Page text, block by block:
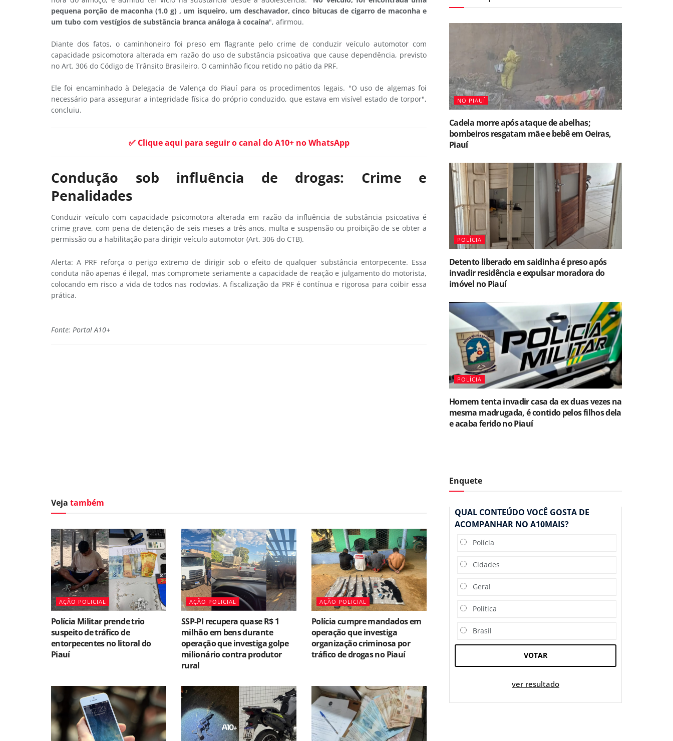
pequena porção de maconha (1.0 g) , um isqueiro, um deschavador, cinco bitucas de cigarro de maconha e
um tubo com vestígios de substância branca análoga à cocaína", afirmou.
Diante dos fatos, o caminhoneiro foi preso em flagrante pelo crime de conduzir veículo automotor com
capacidade psicomotora alterada em razão do uso de substância psicoativa que cause dependência, previsto
no Art. 306 do Código de Trânsito Brasileiro. O caminhão ficou retido no pátio da PRF.
Ele foi encaminhado à Delegacia de Valença do Piauí para os procedimentos legais. "O uso de algemas foi
necessário para assegurar a integridade física do próprio conduzido, que estava em visível estado de torpor",
concluiu.
✅ Clique aqui para seguir o canal do A10+ no WhatsApp
Condução sob influência de drogas: Crime e
Penalidades
Conduzir veículo com capacidade psicomotora alterada em razão da influência de substância psicoativa é
crime grave, com pena de detenção de seis meses a três anos, multa e suspensão ou proibição de se obter a
permissão ou a habilitação para dirigir veículo automotor (Art. 306 do CTB).
Alerta: A PRF reforça o perigo extremo de dirigir sob o efeito de qualquer substância entorpecente. Essa
conduta não apenas é ilegal, mas compromete seriamente a capacidade de reação e julgamento do motorista,
colocando em risco a vida de todos nas rodovias. A fiscalização da PRF é contínua e rigorosa para coibir essa
prática.
Fonte: Portal A10+
Veja também
AÇÃO POLICIAL
Polícia Militar prende trio
suspeito de tráfico de
entorpecentes no litoral do
Piauí
AÇÃO POLICIAL
SSP-PI recupera quase R$ 1
milhão em bens durante
operação que investiga golpe
milionário contra produtor
rural
AÇÃO POLICIAL
Polícia cumpre mandados em
operação que investiga
organização criminosa por
tráfico de drogas no Piauí
NO PIAUÍ
Cadela morre após ataque de abelhas;
bombeiros resgatam mãe e bebê em Oeiras,
Piauí
POLÍCIA
Detento liberado em saidinha é preso após
invadir residência e expulsar moradora do
imóvel no Piauí
POLÍCIA
Homem tenta invadir casa da ex duas vezes na
mesma madrugada, é contido pelos filhos dela
e acaba ferido no Piauí
Enquete
QUAL CONTEÚDO VOCÊ GOSTA DE
ACOMPANHAR NO A10MAIS?
Polícia
Cidades
Geral
Política
Brasil
VOTAR
ver resultado